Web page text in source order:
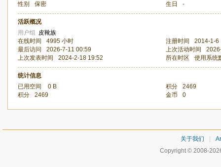
性别 保密 生日 -
活跃概况
用户组 皮靴族
在线时间
4995 小时 注册时间
2014-1-6
最后访问
2026-7-11 00:59 上次活动时间
上次发表时间
2024-2-18 19:52 所在时区 使用系统
统计信息
已用空间
0 B 积分
2469
积分
2469 金币 0
关于我们
Copyright © 2008-